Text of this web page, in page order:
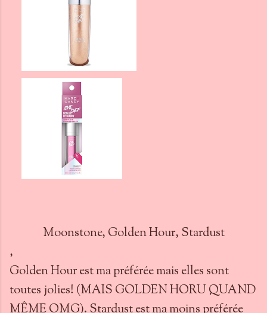
Moonstone, Golden Hour, Stardust
,
Golden Hour est ma préférée mais elles sont
toutes jolies! (MAIS GOLDEN HORU QUAND